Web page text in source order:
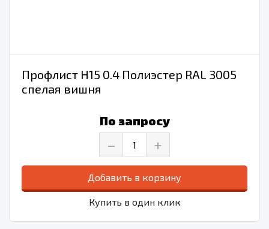
Профлист Н15 0.4 Полиэстер RAL 3005
спелая вишня
По запросу
– +
Добавить в корзину
Купить в один клик